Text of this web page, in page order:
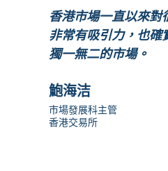
香港市場一直以來對
非常有吸引力，也確
獨一無二的市場。
鮑海洁
市場發展科主管
香港交易所